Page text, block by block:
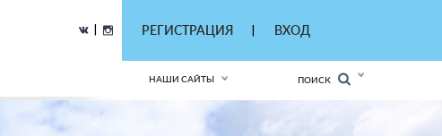
РЕГИСТРАЦИЯ ВХОД
НАШИ САЙТЫ ПОИСК